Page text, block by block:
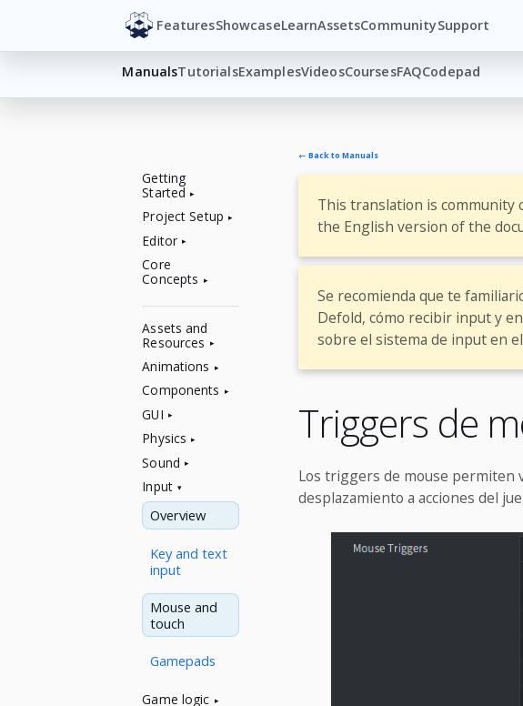
FeaturesShowcaseLearnAssetsCommunitySupport
ManualsTutorialsExamplesVideosCoursesFAQCodepad
Getting
Started
Project Setup
Editor
Core
Concepts
Assets and
Resources
Animations
Components
GUI
Physics
Sound
Input
Overview
Key and text
input
Mouse and
touch
Gamepads
Game logic
← Back to Manuals
This translation is community
the English version of the
Se recomienda que te
Defold, cómo recibir input y
sobre el sistema de input en el
Triggers de
Los triggers de mouse permiten
desplazamiento a acciones del